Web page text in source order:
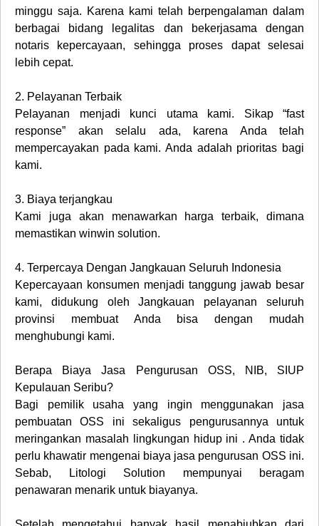
minggu saja. Karena kami telah berpengalaman dalam
berbagai bidang legalitas dan bekerjasama dengan
notaris kepercayaan, sehingga proses dapat selesai
lebih cepat.
2. Pelayanan Terbaik
Pelayanan menjadi kunci utama kami. Sikap “fast
response” akan selalu ada, karena Anda telah
mempercayakan pada kami. Anda adalah prioritas bagi
kami.
3. Biaya terjangkau
Kami juga akan menawarkan harga terbaik, dimana
memastikan winwin solution.
4. Terpercaya Dengan Jangkauan Seluruh Indonesia
Kepercayaan konsumen menjadi tanggung jawab besar
kami, didukung oleh Jangkauan pelayanan seluruh
provinsi membuat Anda bisa dengan mudah
menghubungi kami.
Berapa
Biaya Jasa Pengurusan OSS, NIB, SIUP
Kepulauan Seribu?
Bagi pemilik usaha yang ingin menggunakan jasa
pembuatan OSS ini sekaligus pengurusannya untuk
meringankan masalah lingkungan hidup ini . Anda tidak
perlu khawatir mengenai biaya jasa pengurusan OSS ini.
Sebab, Litologi Solution mempunyai beragam
penawaran menarik untuk biayanya.